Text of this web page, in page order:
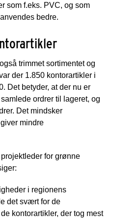
som f.eks. PVC, og som
bedre.
trimmet sortimentet og
der 1.850 kontorartikler i
Det betyder, at der nu er
ordrer til lageret, og
Det mindsker
mindre
for grønne
i regionens
det svært for de
kontorartikler, der tog mest